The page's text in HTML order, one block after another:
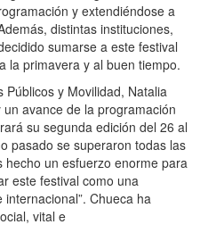
y extendiéndose a
distintas instituciones,
sumarse a este festival
la primavera y al buen tiempo.
y Movilidad, Natalia
avance de la programación
su segunda edición del 26 al
pasado se superaron todas las
hecho un esfuerzo enorme para
este festival como una
Chueca ha
vital e